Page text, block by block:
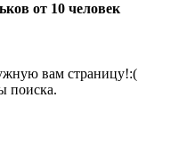
от 10 человек
вам страницу!:(
поиска.